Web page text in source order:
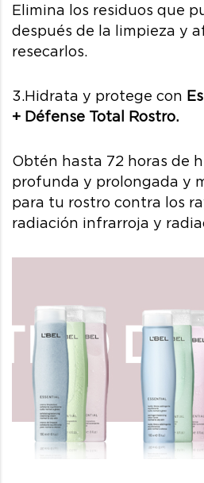
Elimina los residuos que
después de la limpieza y
resecarlos.
3.Hidrata y protege con
+ Défense Total Rostro.
Obtén hasta 72 horas de
profunda y prolongada y
para tu rostro contra los
radiación infrarroja y